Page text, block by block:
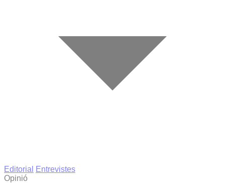
Editorial
Entrevistes
Opinió